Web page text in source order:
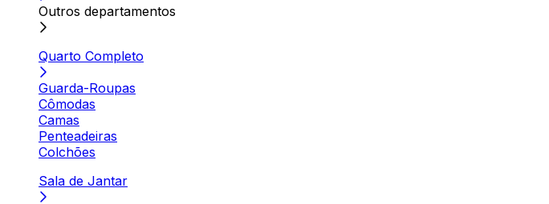
Outros departamentos
Quarto Completo
Guarda-Roupas
Cômodas
Camas
Penteadeiras
Colchões
Sala de Jantar